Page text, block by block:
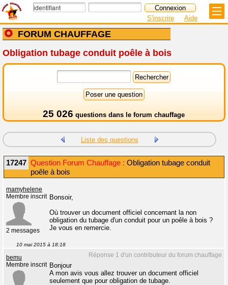
FORUM CHAUFFAGE
S'inscrire Aide
Obligation tubage conduit poêle à bois
25 026 questions dans le forum chauffage
Liste des questions
17247 Question Forum Chauffage : Obligation tubage conduit
poêle à bois
mamyhelene
Membre inscrit
2 messages
Bonsoir,
Où trouver un document officiel concernant la non
obligation du tubage d'un conduit pour un poêle à bois ?
Je vous en remercie.
10 mai 2015 à 18:18
Réponse 1 d'un contributeur du forum chauffage
bemu
Membre inscrit Bonjour
A mon avis vous allez trouver un document officiel
seulement que pour obligation de tubage.